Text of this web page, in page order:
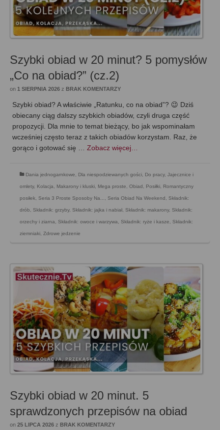
Szybki obiad w 20 minut? 5 pomysłów
„Co na obiad?” (cz.2)
on 1 SIERPNIA 2026 z BRAK KOMENTARZY
Szybki obiad? A właściwie „Ratunku, co na obiad”? 😉 Dziś
obiecany ciąg dalszy szybkich obiadów, czyli druga część
propozycji. Dla mnie to temat bieżący, bo jak wspominałam
wcześniej często teraz z takich obiadów korzystam. Raz, że
gorąco i gotować się … Zobacz więcej…
Dania jednogarnkowe, Dla niespodziewanych gości, Do pracy, Jajecznice i
omlety, Kolacja, Makarony i kluski, Mega proste, Obiad, Posiłki, Romantyczny
posiłek, Seria 3 Proste Sposoby Na..., Seria Obiad Na Weekend, Składnik:
drób, Składnik: grzyby, Składnik: jajka i nabiał, Składnik: makarony, Składnik:
orzechy i ziarna, Składnik: owoce i warzywa, Składnik: ryże i kasze, Składnik:
ziemniaki, Zdrowe jedzenie
Szybki obiad w 20 minut. 5
sprawdzonych przepisów na obiad
on 25 LIPCA 2026 z BRAK KOMENTARZY